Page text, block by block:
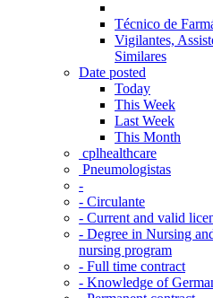
Técnico de
Vigilantes,
Similares
Date posted
Today
This Week
Last Week
This Month
‎ cplhealthcare‬
Pneumologistas
-
- Circulante
- Current and valid
- Degree in Nursing
nursing program
- Full time contract
- Knowledge of